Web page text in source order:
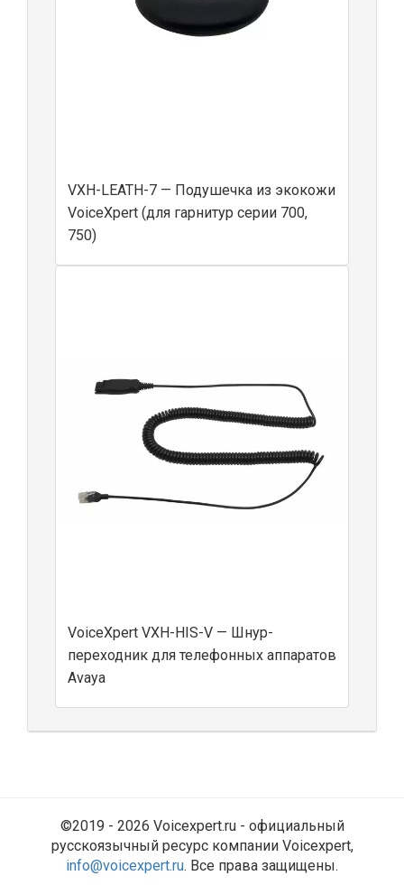
VXH-LEATH-7 — Подушечка из экокожи
VoiceXpert (для гарнитур серии 700,
750)
VoiceXpert VXH-HIS-V — Шнур-
переходник для телефонных аппаратов
Avaya
©2019 - 2026 Voicexpert.ru - официальный
русскоязычный ресурс компании Voicexpert,
info@voicexpert.ru. Все права защищены.